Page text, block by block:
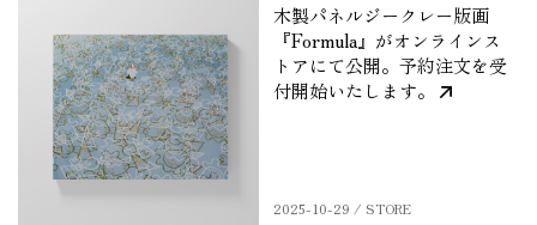
木製パネルジークレー版画
『Formula』がオンラインス
トアにて公開。予約注文を受
付開始いたします。
2025-10-29 / STORE